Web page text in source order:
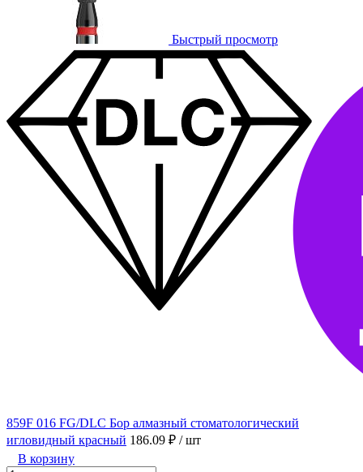
Быстрый просмотр
859F 016 FG/DLC Бор алмазный стоматологический
игловидный красный 186.09 ₽ / шт
В корзину